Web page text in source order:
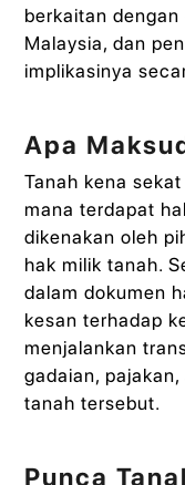
berkaitan
Malaysia, dan
implikasinya
Apa
Tanah kena
mana terdapat
dikenakan oleh
hak milik tanah.
dalam dokumen
kesan terhadap
menjalankan
gadaian,
tanah tersebut.
Punca